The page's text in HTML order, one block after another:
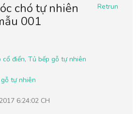
Retrun
chó tự nhiên
001
cổ điển, Tủ bếp gỗ tự nhiên
tự nhiên
6:24:02 CH